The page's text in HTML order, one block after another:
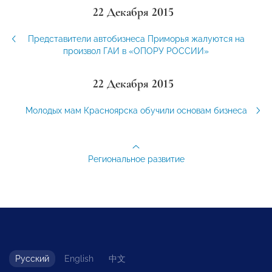
22 Декабря 2015
Представители автобизнеса Приморья жалуются на
произвол ГАИ в «ОПОРУ РОССИИ»
22 Декабря 2015
Молодых мам Красноярска обучили основам бизнеса
Региональное развитие
Русский English 中文